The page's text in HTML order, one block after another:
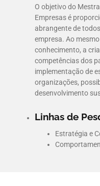
O objetivo do
Empresas é
abrangente de
empresa. Ao
conhecimento, a
competências dos
implementação de
organizações,
desenvolvimento
Linhas de
Estratégia e